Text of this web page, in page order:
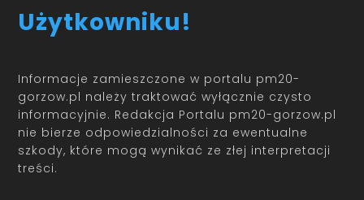
Użytkowniku!
Informacje zamieszczone w portalu pm20-
gorzow.pl należy traktować wyłącznie czysto
informacyjnie. Redakcja Portalu pm20-gorzow.pl
nie bierze odpowiedzialności za ewentualne
szkody, które mogą wynikać ze złej interpretacji
treści.